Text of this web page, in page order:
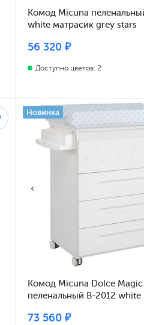
Комод Micuna
white матрасик grey stars
56 320 ₽
Доступно цветов: 2
Новинка
Комод Micuna Dolce Magic
пеленальный B-2012 white
73 560 ₽